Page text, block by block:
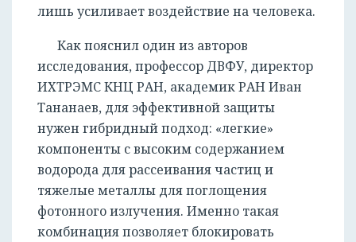
лишь усиливает воздействие на человека.
Как пояснил один из авторов
исследования, профессор ДВФУ, директор
ИХТРЭМС КНЦ РАН, академик РАН Иван
Тананаев, для эффективной защиты
нужен гибридный подход: «легкие»
компоненты с высоким содержанием
водорода для рассеивания частиц и
тяжелые металлы для поглощения
фотонного излучения. Именно такая
комбинация позволяет блокировать